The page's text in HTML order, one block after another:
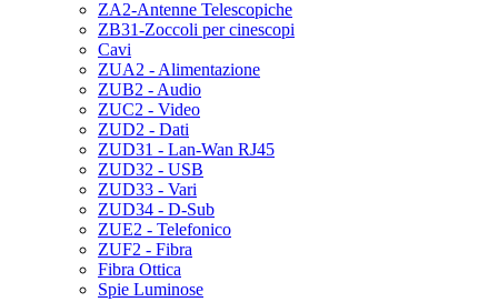
ZA2-Antenne Telescopiche
ZB31-Zoccoli per cinescopi
Cavi
ZUA2 - Alimentazione
ZUB2 - Audio
ZUC2 - Video
ZUD2 - Dati
ZUD31 - Lan-Wan RJ45
ZUD32 - USB
ZUD33 - Vari
ZUD34 - D-Sub
ZUE2 - Telefonico
ZUF2 - Fibra
Fibra Ottica
Spie Luminose